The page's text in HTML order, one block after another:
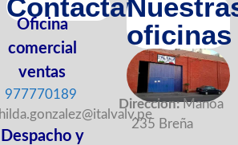
Contactanos
Oficina
comercial
ventas
977770189
hilda.gonzalez@italvalv.pe
Despacho y
oficinas
Direccion:Manoa
235 Breña